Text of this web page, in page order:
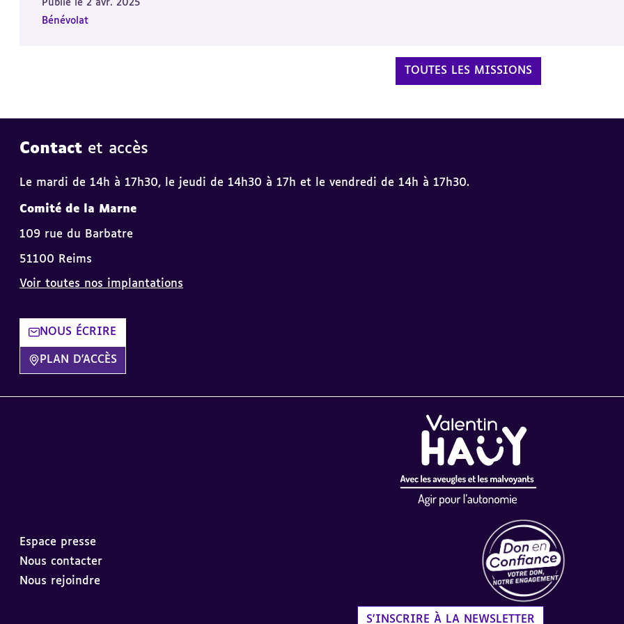
Publié le 2 avr. 2025
Bénévolat
TOUTES LES MISSIONS
Contact et accès
Le mardi de 14h à 17h30, le jeudi de 14h30 à 17h et le vendredi de 14h à 17h30.
Comité de la Marne
109 rue du Barbatre
51100 Reims
Voir toutes nos implantations
NOUS ÉCRIRE
PLAN D'ACCÈS
Espace presse
Nous contacter
Nous rejoindre
S'INSCRIRE À LA NEWSLETTER